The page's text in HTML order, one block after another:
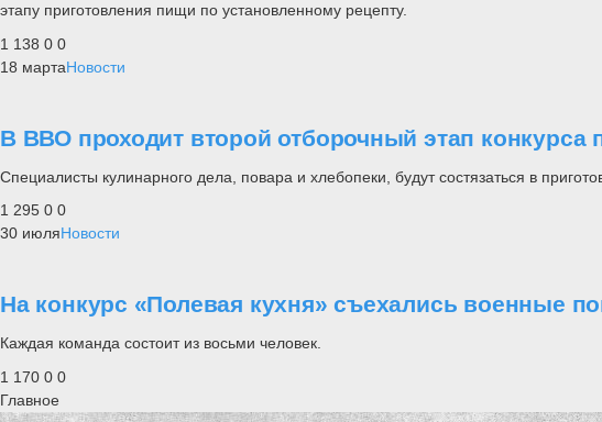
этапу приготовления пищи по установленному рецепту.
1 138 0 0
18 мартаНовости
В ВВО проходит второй отборочный этап конкурса
Специалисты кулинарного дела, повара и хлебопеки, будут состязаться в
1 295 0 0
30 июляНовости
На конкурс «Полевая кухня» съехались военные
Каждая команда состоит из восьми человек.
1 170 0 0
Главное